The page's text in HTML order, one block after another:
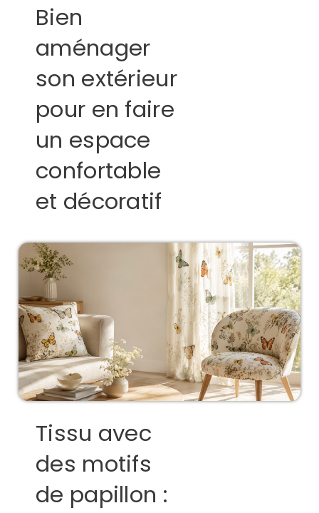
Bien
aménager
son extérieur
pour en faire
un espace
confortable
et décoratif
Tissu avec
des motifs
de papillon :